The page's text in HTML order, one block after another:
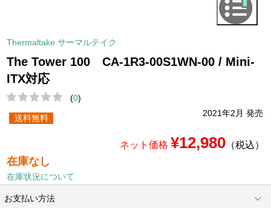
Thermaltake サーマルテイク
The Tower 100 CA-1R3-00S1WN-00 / Mini-
ITX対応
(0)
2021年2月 発売
送料無料
ネット価格 ¥12,980（税込）
在庫なし
在庫状況について
お支払い方法